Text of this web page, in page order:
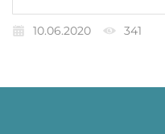
10.06.2020 341